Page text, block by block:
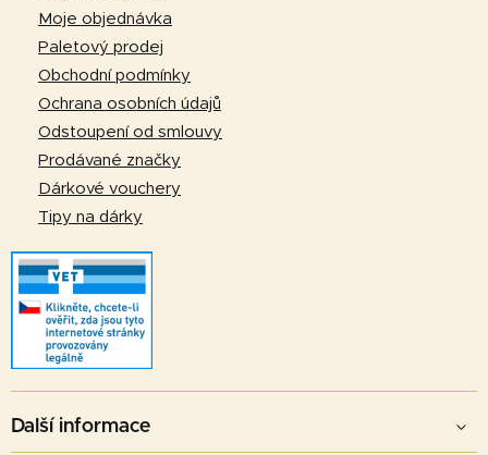
Moje objednávka
Paletový prodej
Obchodní podmínky
Ochrana osobních údajů
Odstoupení od smlouvy
Prodávané značky
Dárkové vouchery
Tipy na dárky
Další informace